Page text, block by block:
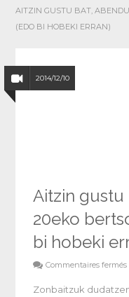
AITZIN GUSTU BAT,
(EDO BI HOBEKI ERRAN)
2014/12/10
Aitzin
20eko
bi hobeki
Commentaires fermés
Zonbaitzuk